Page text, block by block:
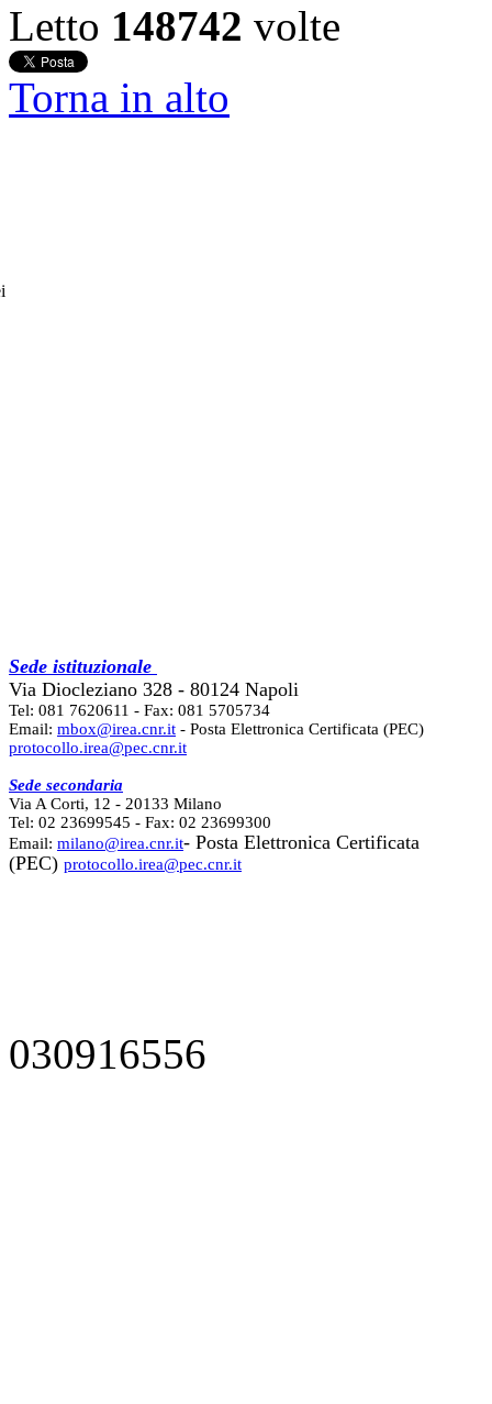
Letto 148742 volte
Torna in alto
Sede istituzionale
Via Diocleziano 328 - 80124 Napoli
Tel: 081 7620611 - Fax: 081 5705734
Email: mbox@irea.cnr.it - Posta Elettronica Certificata (PEC)
protocollo.irea@pec.cnr.it
Sede secondaria
Via A Corti, 12 - 20133 Milano
Tel: 02 23699545 - Fax: 02 23699300
Email: milano@irea.cnr.it- Posta Elettronica Certificata
(PEC) protocollo.irea@pec.cnr.it
030916556